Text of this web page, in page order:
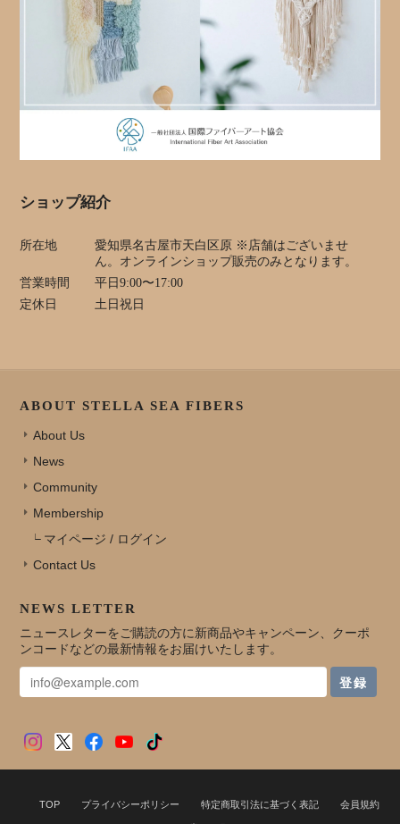
ショップ紹介
所在地
愛知県名古屋市天白区原 ※店舗はございませ
ん。オンラインショップ販売のみとなります。
営業時間
平日9:00〜17:00
定休日
土日祝日
ABOUT STELLA SEA FIBERS
About Us
News
Community
Membership
マイページ / ログイン
Contact Us
NEWS LETTER
ニュースレターをご購読の方に新商品やキャンペーン、クーポ
ンコードなどの最新情報をお届けいたします。
登録
TOP プライバシーポリシー 特定商取引法に基づく表記 会員規約